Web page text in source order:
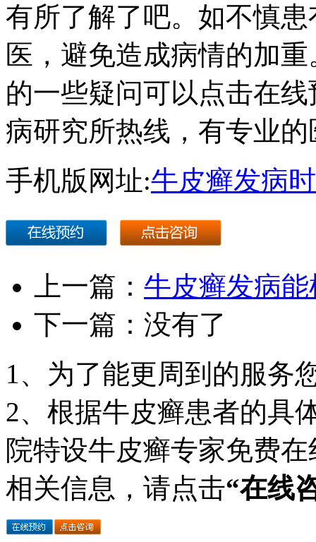
有所了解了吧。如不慎
医，避免造成病情的加
的一些疑问可以点击在
病研究所热线，有专业
手机版网址:牛皮癣发病
上一篇： 牛皮癣发病
下一篇：没有了
1、为了能更周到的服务
2、根据牛皮癣患者的具
院特设牛皮癣专家免费
相关信息，请点击“在线